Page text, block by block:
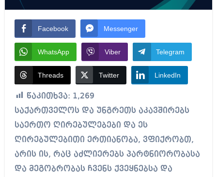
Facebook Messenger
WhatsApp Viber Telegram
Threads Twitter LinkedIn
წაკითხვა: 1,269
საქართველოს და უნგრეთს აკავშირებს
საერთო ღირებულებები და ეს
ღირებულებითი ერთიანობა, ვფიქრობთ,
არის ის, რაც აძლიერებს პარტნიორობასა
და მეგობრობას ჩვენს ქვეყნებსა და